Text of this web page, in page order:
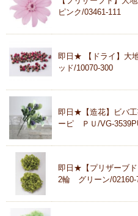
ピンク/03461-111
即日★ 【ドライ】大
ッド/10070-300
即日★【造花】ビバ
ーピ ＰＵ/VG-
即日★【プリザーブ
2輪 グリーン/02160-